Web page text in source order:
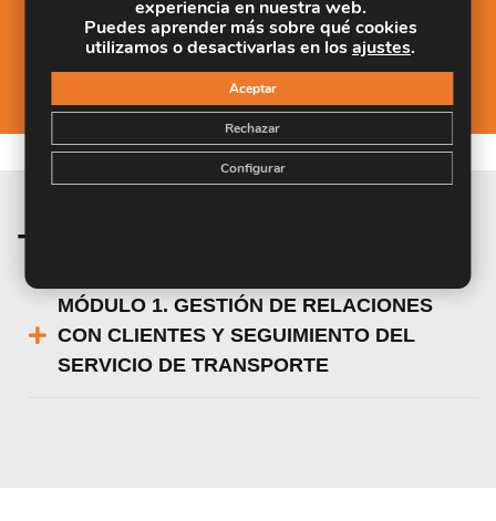
reclamaciones, tramitando los procesos de
mediación y arbitraje, de acuerdo a la normativa
vigente.
Temario de la materia
MÓDULO 1. GESTIÓN DE RELACIONES
CON CLIENTES Y SEGUIMIENTO DEL
SERVICIO DE TRANSPORTE
experiencia en nuestra web.
Puedes aprender más sobre qué cookies
utilizamos o desactivarlas en losajustes.
Aceptar
Rechazar
Configurar